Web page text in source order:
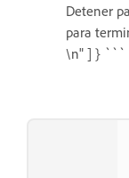
Detener
para
\n" ] } ```